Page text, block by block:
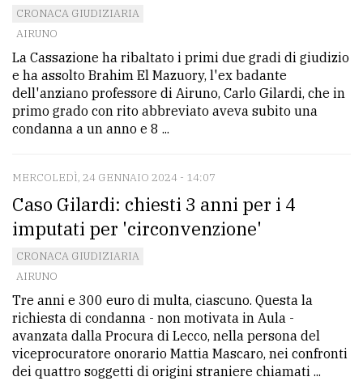
per
comune
Ricerca
avanzata
TESTATE
PRIVACY
Privacy
policy
CRONACA GIUDIZIARIA
AIRUNO
La Cassazione ha ribaltato i primi due gradi di giudizio
e ha assolto Brahim El Mazuory, l'ex badante
dell'anziano professore di Airuno, Carlo Gilardi, che in
primo grado con rito abbreviato aveva subito una
condanna a un anno e 8 ...
MERCOLEDÌ, 24 GENNAIO 2024 - 14:07
Caso Gilardi: chiesti 3 anni per i 4
imputati per 'circonvenzione'
CRONACA GIUDIZIARIA
AIRUNO
Tre anni e 300 euro di multa, ciascuno. Questa la
richiesta di condanna - non motivata in Aula -
avanzata dalla Procura di Lecco, nella persona del
viceprocuratore onorario Mattia Mascaro, nei confronti
dei quattro soggetti di origini straniere chiamati ...